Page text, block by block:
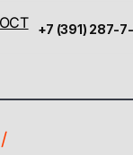
+7 (391) 287-